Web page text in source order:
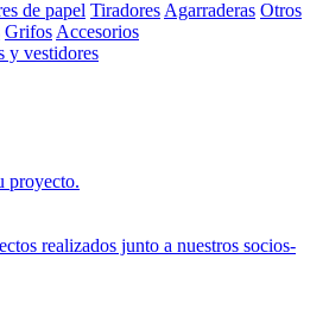
de papel Tiradores Agarraderas Otros
Grifos Accesorios
y vestidores
proyecto.
realizados junto a nuestros socios-